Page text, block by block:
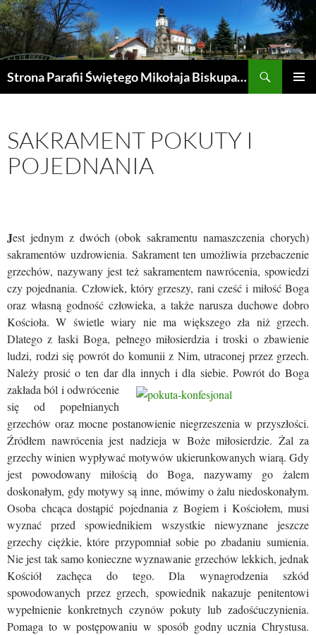
Przejdź
do
treści
Strona Parafii Świętego Mikołaja Biskupa w Żegocinie
SAKRAMENT POKUTY I
POJEDNANIA
Jest jednym z dwóch (obok sakramentu namaszczenia chorych)
sakramentów uzdrowienia. Sakrament ten umożliwia przebaczenie
grzechów, nazywany jest też sakramentem nawrócenia, spowiedzi
czy pojednania. Człowiek, który grzeszy, rani cześć i miłość Boga
oraz własną godność człowieka, a także narusza duchowe dobro
Kościoła. W świetle wiary nie ma większego zła niż grzech.
Dlatego z łaski Boga, pełnego miłosierdzia i troski o zbawienie
ludzi, rodzi się powrót do komunii z Nim, utraconej przez grzech.
Należy prosić o ten dar dla innych i dla siebie. Powrót do Boga
zakłada ból i odwrócenie
się od popełnianych
grzechów oraz mocne postanowienie niegrzeszenia w przyszłości.
Źródłem nawrócenia jest nadzieja w Boże miłosierdzie. Żal za
grzechy winien wypływać motywów ukierunkowanych wiarą. Gdy
jest powodowany miłością do Boga, nazywamy go żalem
doskonałym, gdy motywy są inne, mówimy o żalu niedoskonałym.
Osoba chcąca dostąpić pojednania z Bogiem i Kościołem, musi
wyznać przed spowiednikiem wszystkie niewyznane jeszcze
grzechy ciężkie, które przypomniał sobie po zbadaniu sumienia.
Nie jest tak samo konieczne wyznawanie grzechów lekkich, jednak
Kościół zachęca do tego.
Dla wynagrodzenia szkód
spowodowanych przez grzech, spowiednik nakazuje penitentowi
wypełnienie konkretnych czynów pokuty lub zadośćuczynienia.
Pomaga to w postępowaniu w sposób godny ucznia Chrystusa.